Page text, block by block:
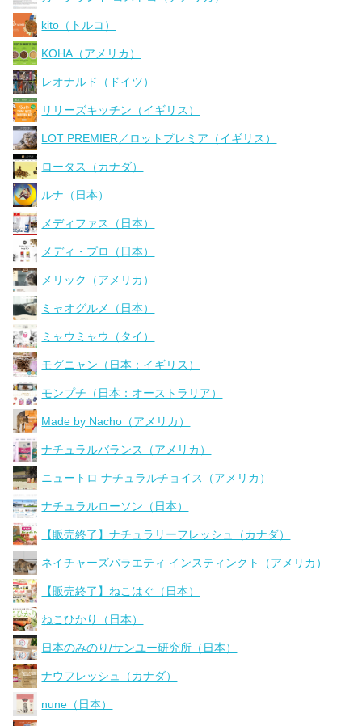
kito（トルコ）
KOHA（アメリカ）
レオナルド（ドイツ）
リリーズキッチン（イギリス）
LOT PREMIER／ロットプレミア（イギリス）
ロータス（カナダ）
ルナ（日本）
メディファス（日本）
メディ・プロ（日本）
メリック（アメリカ）
ミャオグルメ（日本）
ミャウミャウ（タイ）
モグニャン（日本：イギリス）
モンプチ（日本：オーストラリア）
Made by Nacho（アメリカ）
ナチュラルバランス（アメリカ）
ニュートロ ナチュラルチョイス（アメリカ）
ナチュラルローソン（日本）
【販売終了】ナチュラリーフレッシュ（カナダ）
ネイチャーズバラエティ インスティンクト（アメリカ）
【販売終了】ねこはぐ（日本）
ねこひかり（日本）
日本のみのり/サンユー研究所（日本）
ナウフレッシュ（カナダ）
nune（日本）